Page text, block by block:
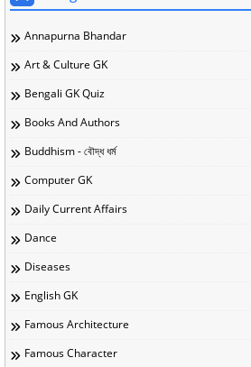
Annapurna Bhandar
Art & Culture GK
Bengali GK Quiz
Books And Authors
Buddhism - বৌদ্ধ ধর্ম
Computer GK
Daily Current Affairs
Dance
Diseases
English GK
Famous Architecture
Famous Character